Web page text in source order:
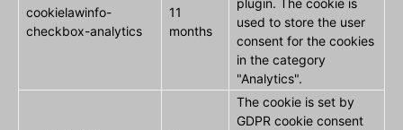
cookielawinfo-
checkbox-analytics
11
months
used to store the user
consent for the cookies
in the category
"Analytics".
The cookie is set by
GDPR cookie consent